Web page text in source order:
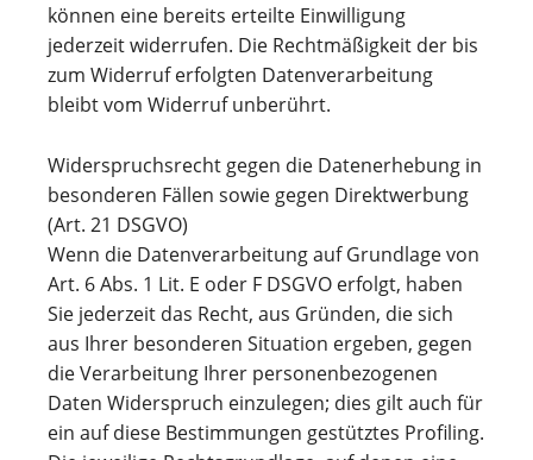
können eine bereits erteilte Einwilligung
jederzeit widerrufen. Die Rechtmäßigkeit der bis
zum Widerruf erfolgten Datenverarbeitung
bleibt vom Widerruf unberührt.
Widerspruchsrecht gegen die Datenerhebung in
besonderen Fällen sowie gegen Direktwerbung
(Art. 21 DSGVO)
Wenn die Datenverarbeitung auf Grundlage von
Art. 6 Abs. 1 Lit. E oder F DSGVO erfolgt, haben
Sie jederzeit das Recht, aus Gründen, die sich
aus Ihrer besonderen Situation ergeben, gegen
die Verarbeitung Ihrer personenbezogenen
Daten Widerspruch einzulegen; dies gilt auch für
ein auf diese Bestimmungen gestütztes Profiling.